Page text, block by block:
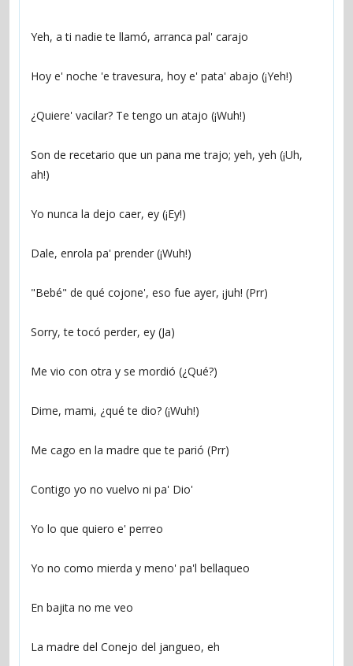
Yeh, a ti nadie te llamó, arranca pal' carajo
Hoy e' noche 'e travesura, hoy e' pata' abajo (¡Yeh!)
¿Quiere' vacilar? Te tengo un atajo (¡Wuh!)
Son de recetario que un pana me trajo; yeh, yeh (¡Uh,
ah!)
Yo nunca la dejo caer, ey (¡Ey!)
Dale, enrola pa' prender (¡Wuh!)
"Bebé" de qué cojone', eso fue ayer, ¡juh! (Prr)
Sorry, te tocó perder, ey (Ja)
Me vio con otra y se mordió (¿Qué?)
Dime, mami, ¿qué te dio? (¡Wuh!)
Me cago en la madre que te parió (Prr)
Contigo yo no vuelvo ni pa' Dio'
Yo lo que quiero e' perreo
Yo no como mierda y meno' pa'l bellaqueo
En bajita no me veo
La madre del Conejo del jangueo, eh